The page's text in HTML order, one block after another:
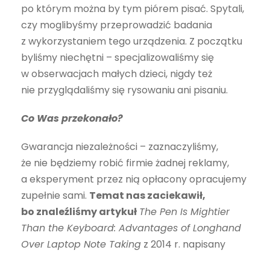
po którym można by tym piórem pisać. Spytali,
czy moglibyśmy przeprowadzić badania
z wykorzystaniem tego urządzenia. Z początku
byliśmy niechętni – specjalizowaliśmy się
w obserwacjach małych dzieci, nigdy też
nie przyglądaliśmy się rysowaniu ani pisaniu.
Co Was przekonało?
Gwarancja niezależności – zaznaczyliś­my,
że nie będziemy robić firmie żadnej reklamy,
a eksperyment przez nią opłacony opracujemy
zupełnie sami. Temat nas zaciekawił,
bo znaleźliśmy artykuł The Pen Is Mightier
Than the Keyboard: Advantages of Longhand
Over Laptop Note Taking z 2014 r. napisany